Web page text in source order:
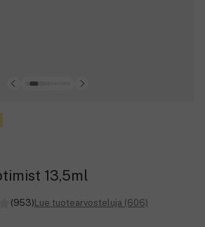
13,5ml
(953)Lue tuotearvosteluja (606)